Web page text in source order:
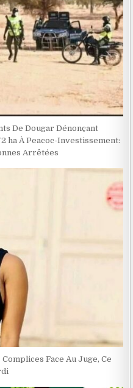
De Dougar Dénonçant
ha À Peacoc-Investissement:
Arrêtées
Face Au Juge, Ce